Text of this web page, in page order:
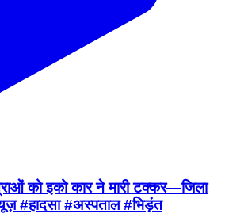
को इको कार ने मारी टक्कर—जिला
#हादसा #अस्पताल #भिड़ंत